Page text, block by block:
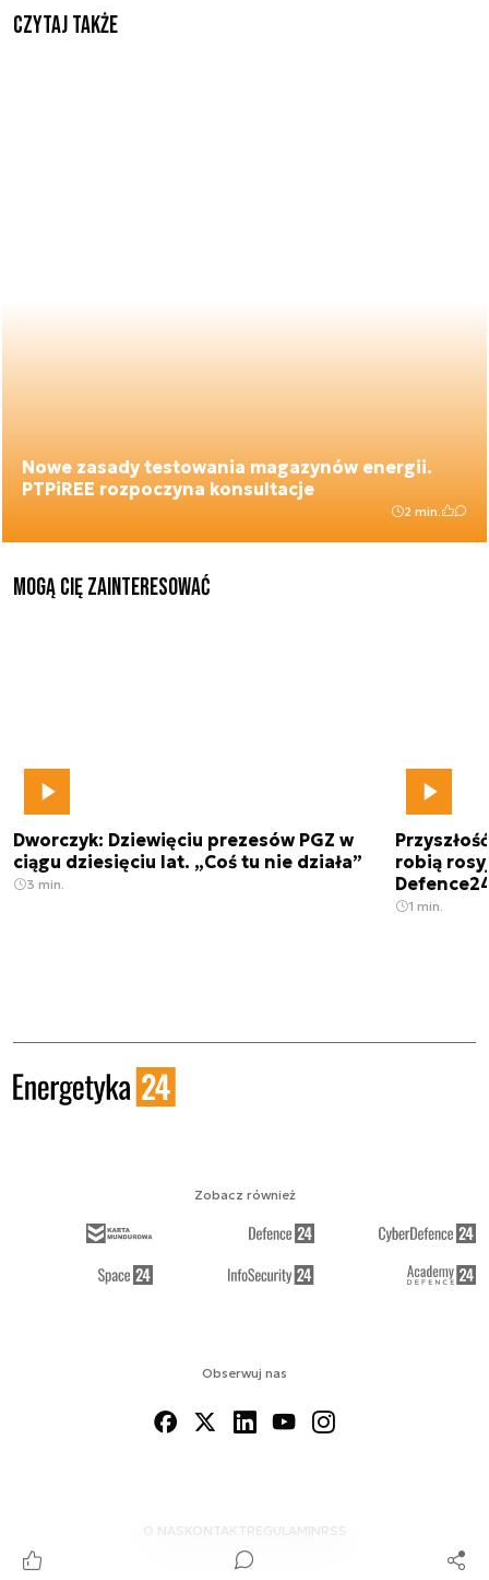
Czytaj także
Nowe zasady testowania magazynów energii.
PTPiREE rozpoczyna konsultacje
2 min.
Mogą Cię zainteresować
Dworczyk: Dziewięciu prezesów PGZ w
ciągu dziesięciu lat. „Coś tu nie działa”
3 min.
robią
1 min.
Obserwuj nas
O NAS KONTAKTREGULAMINRSS
Zobacz również